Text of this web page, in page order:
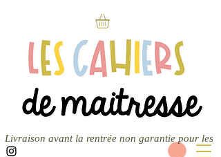
Livraison avant la rentrée non garantie pour les